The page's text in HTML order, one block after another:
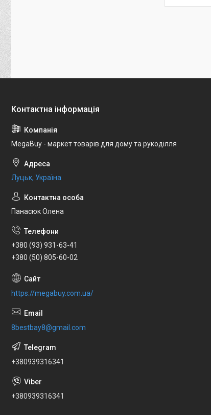
MegaBuy - маркет товарів для дому та рукоділля
Луцьк, Україна
Панасюк Олена
+380 (93) 931-63-41
+380 (50) 805-60-02
https://megabuy.com.ua/
8bestbay8@gmail.com
+380939316341
+380939316341